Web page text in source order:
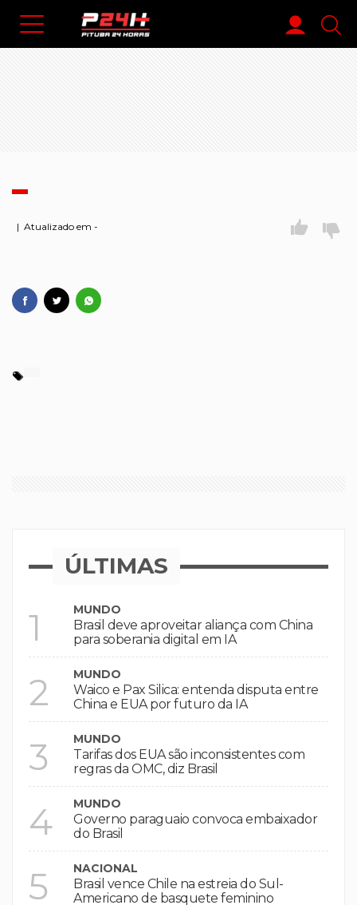
| Atualizado em -
ÚLTIMAS
1 MUNDO
Brasil deve aproveitar aliança com China
para soberania digital em IA
2 MUNDO
Waico e Pax Silica: entenda disputa entre
China e EUA por futuro da IA
3 MUNDO
Tarifas dos EUA são inconsistentes com
regras da OMC, diz Brasil
4 MUNDO
Governo paraguaio convoca embaixador
do Brasil
5 NACIONAL
Brasil vence Chile na estreia do Sul-
Americano de basquete feminino